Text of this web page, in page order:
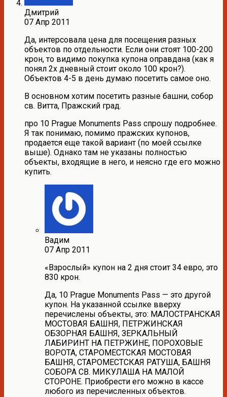
Дмитрий
07 Апр 2011
Да, интерсовала цена для посещения разных
объектов по отдельности. Если они стоят 100-200
крон, то видимо покупка купона оправдана (как я
понял 2х дневный стоит около 100 крон?).
Объектов 4-5 в день думаю посетить самое оно.
В основном хотим посетить разные башни, собор
св. Витта, Пражский град.
про 10 Prague Monuments Pass спрошу подробнее.
Я так понимаю, помимо пражских купонов,
продается еще такой вариант (по моей ссылке
выше). Однако там не указаны полностью
объекты, входящие в него, и неясно где его можно
купить.
Вадим
07 Апр 2011
«Взрослый» купон на 2 дня стоит 34 евро, это
830 крон.
Да, 10 Prague Monuments Pass — это другой
купон. На указанной ссылке вверху
перечислены объекты, это: МАЛОСТРАНСКАЯ
МОСТОВАЯ БАШНЯ, ПЕТРЖИНСКАЯ
ОБЗОРНАЯ БАШНЯ, ЗЕРКАЛЬНЫЙ
ЛАБИРИНТ НА ПЕТРЖИНЕ, ПОРОХОВЫЕ
ВОРОТА, СТАРОМЕСТСКАЯ МОСТОВАЯ
БАШНЯ, СТАРОМЕСТСКАЯ РАТУША, БАШНЯ
СОБОРА СВ. МИКУЛАША НА МАЛОЙ
СТОРОНЕ. Приобрести его можно в кассе
любого из перечисленных объектов.